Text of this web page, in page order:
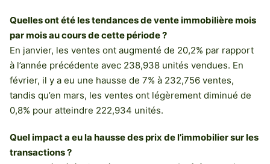
Quelles ont été les tendances de vente immobilière mois
par mois au cours de cette période ?
En janvier, les ventes ont augmenté de 20,2% par rapport
à l’année précédente avec 238,938 unités vendues. En
février, il y a eu une hausse de 7% à 232,756 ventes,
tandis qu’en mars, les ventes ont légèrement diminué de
0,8% pour atteindre 222,934 unités.
Quel impact a eu la hausse des prix de l’immobilier sur les
transactions ?